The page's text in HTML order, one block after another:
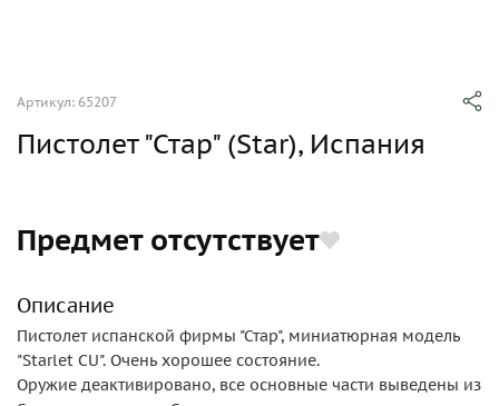
Артикул: 65207
Пистолет "Стар" (Star), Испания
Предмет отсутствует
Описание
Пистолет испанской фирмы "Стар", миниатюрная модель
"Starlet CU". Очень хорошее состояние.
Оружие деактивировано, все основные части выведены из